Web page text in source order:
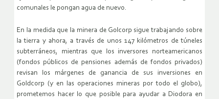
comunales le pongan agua de nuevo.
En la medida que la minera de Golcorp sigue trabajando sobre
la tierra y ahora, a través de unos 147 kilómetros de túneles
subterráneos, mientras que los inversores norteamericanos
(fondos públicos de pensiones además de fondos privados)
revisan los márgenes de ganancia de sus inversiones en
Goldcorp (y en las operaciones mineras por todo el globo),
prometemos hacer lo que posible para ayudar a Diodora en